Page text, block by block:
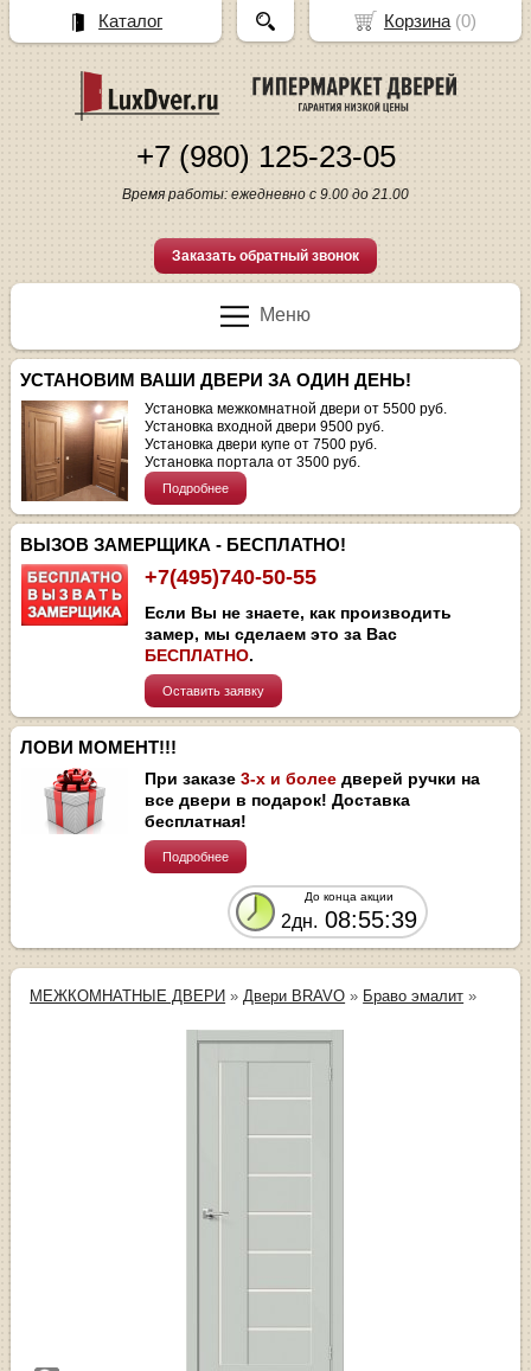
+7 (980) 125-23-05
Время работы: ежедневно с 9.00 до 21.00
Заказать обратный звонок
Меню
УСТАНОВИМ ВАШИ ДВЕРИ ЗА ОДИН ДЕНЬ!
Установка межкомнатной двери от 5500 руб.
Установка входной двери 9500 руб.
Установка двери купе от 7500 руб.
Установка портала от 3500 руб.
Подробнее
ВЫЗОВ ЗАМЕРЩИКА - БЕСПЛАТНО!
+7(495)740-50-55
Если Вы не знаете, как производить
замер, мы сделаем это за Вас
БЕСПЛАТНО.
Оставить заявку
ЛОВИ МОМЕНТ!!!
При заказе3-х и более дверей ручки на
все двери в подарок! Доставка
бесплатная!
Подробнее
До конца акции
2дн. 08:55:39
МЕЖКОМНАТНЫЕ ДВЕРИ » Двери BRAVO » Браво эмалит »
Корзина(0)
Каталог